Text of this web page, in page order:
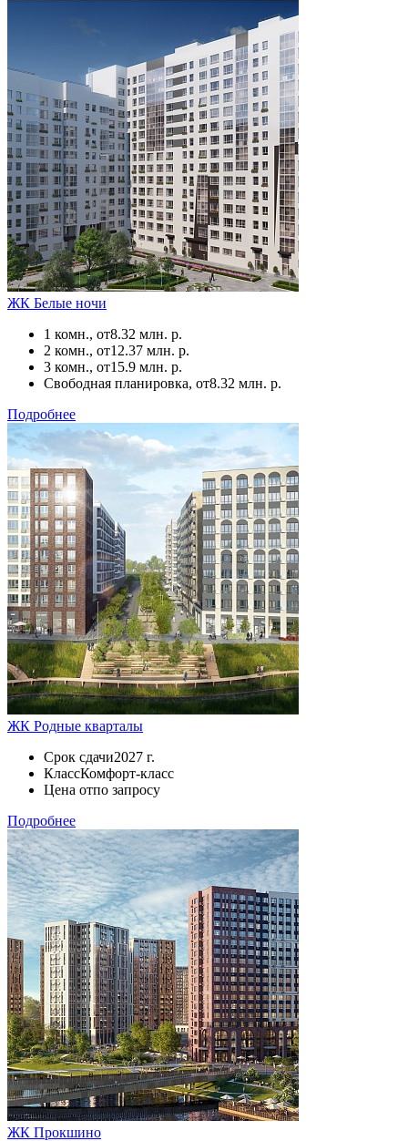
ЖК Белые ночи
1 комн., от8.32 млн. р.
2 комн., от12.37 млн. р.
3 комн., от15.9 млн. р.
Свободная планировка, от8.32 млн. р.
Подробнее
ЖК Родные кварталы
Срок сдачи2027 г.
КлассКомфорт-класс
Цена отпо запросу
Подробнее
ЖК Прокшино